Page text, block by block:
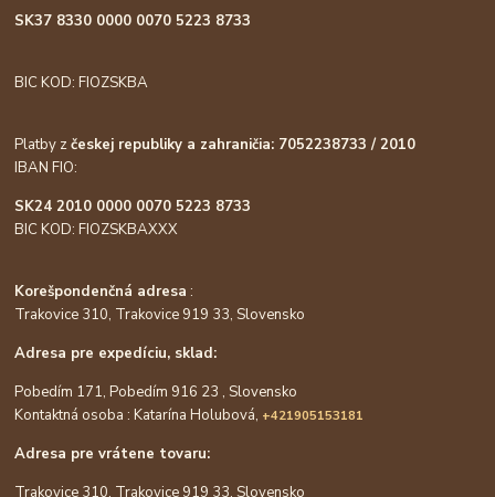
SK37 8330 0000 0070 5223 8733
BIC KOD: FIOZSKBA
Platby zčeskej republiky a zahraničia: 7052238733 / 2010
IBAN FIO:
SK24 2010 0000 0070 5223 8733
BIC KOD: FIOZSKBAXXX
Korešpondenčná adresa :
Trakovice 310, Trakovice 919 33, Slovensko
Adresa pre expedíciu, sklad:
Pobedím 171, Pobedím 916 23 , Slovensko
Kontaktná osoba : Katarína Holubová, +421905153181
Adresa pre vrátene tovaru:
Trakovice 310, Trakovice 919 33, Slovensko